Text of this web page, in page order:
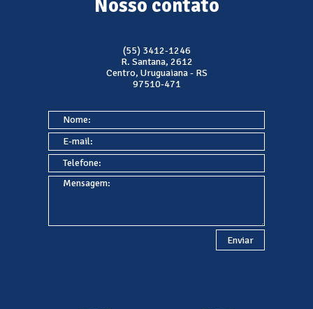
Nosso contato
(55) 3412-1246
R. Santana, 2612
Centro, Uruguaiana - RS
97510-471